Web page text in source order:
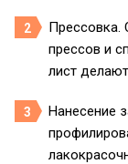
прессов и
лист
Нанесение